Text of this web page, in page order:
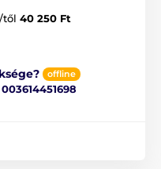
től 40 250 Ft
offline
003614451698